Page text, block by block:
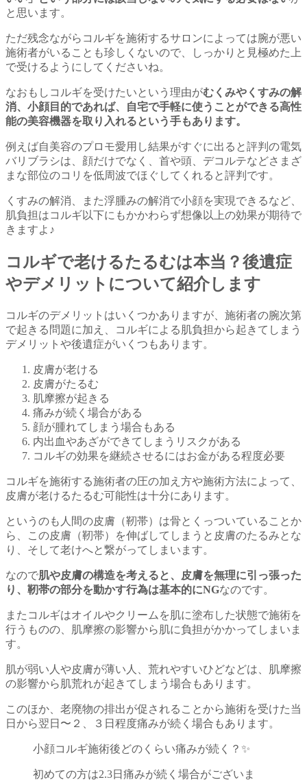
と思います。
ただ残念ながらコルギを施術するサロンによっては腕が悪い
施術者がいることも珍しくないので、しっかりと見極めた上
で受けるようにしてくださいね。
なおもしコルギを受けたいという理由がむくみやくすみの解
消、小顔目的であれば、自宅で手軽に使うことができる高性
能の美容機器を取り入れるという手もあります。
例えば自美容のプロモ愛用し結果がすぐに出ると評判の電気
バリブラシは、顔だけでなく、首や頭、デコルテなどさまざ
まな部位のコリを低周波でほぐしてくれると評判です。
くすみの解消、また浮腫みの解消で小顔を実現できるなど、
肌負担はコルギ以下にもかかわらず想像以上の効果が期待で
きますよ♪
コルギで老けるたるむは本当？後遺症
やデメリットについて紹介します
コルギのデメリットはいくつかありますが、施術者の腕次第
で起きる問題に加え、コルギによる肌負担から起きてしまう
デメリットや後遺症がいくつもあります。
皮膚が老ける
皮膚がたるむ
肌摩擦が起きる
痛みが続く場合がある
顔が腫れてしまう場合もある
内出血やあざができてしまうリスクがある
コルギの効果を継続させるにはお金がある程度必要
コルギを施術する施術者の圧の加え方や施術方法によって、
皮膚が老けるたるむ可能性は十分にあります。
というのも人間の皮膚（靭帯）は骨とくっついていることか
ら、この皮膚（靭帯）を伸ばしてしまうと皮膚のたるみとな
り、そして老けへと繋がってしまいます。
なので肌や皮膚の構造を考えると、皮膚を無理に引っ張った
り、靭帯の部分を動かす行為は基本的にNGなのです。
またコルギはオイルやクリームを肌に塗布した状態で施術を
行うものの、肌摩擦の影響から肌に負担がかかってしまいま
す。
肌が弱い人や皮膚が薄い人、荒れやすいひどなどは、肌摩擦
の影響から肌荒れが起きてしまう場合もあります。
このほか、老廃物の排出が促されることから施術を受けた当
日から翌日〜２、３日程度痛みが続く場合もあります。
小顔コルギ施術後どのくらい痛みが続く？✨
初めての方は2.3日痛みが続く場合がございま